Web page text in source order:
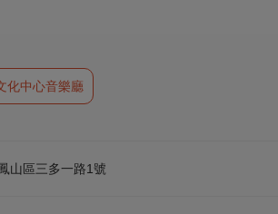
化中心音樂廳
山區三多一路1號